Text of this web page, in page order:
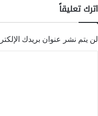
اترك تعليقاً
لن يتم نشر عنوان بريدك